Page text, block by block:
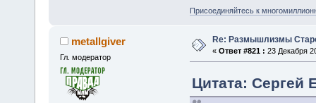
Присоединяйтесь к
metallgiver
Гл. модератор
Re: Размышлизмы
« Ответ #821 : 23 Декабря
Цитата: Сергей